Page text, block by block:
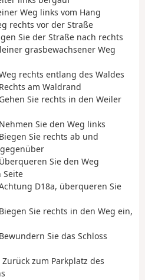
Weg links vom Hang
rechts vor der Straße
Sie der Straße nach rechts
grasbewachsener Weg
rechts entlang des Waldes
am Waldrand
Sie rechts in den Weiler
Sie den Weg links
Sie rechts ab und
Sie den Weg
Seite
D18a, überqueren Sie
Sie rechts in den Weg ein,
Sie das Schloss
zum Parkplatz des